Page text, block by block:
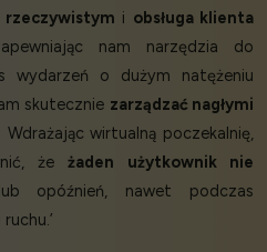
rzeczywistym i obsługa klienta
nam narzędzia do
wydarzeń o dużym natężeniu
skutecznie zarządzać nagłymi
wirtualną poczekalnię,
żeżaden użytkownik nie
opóźnień, nawet podczas